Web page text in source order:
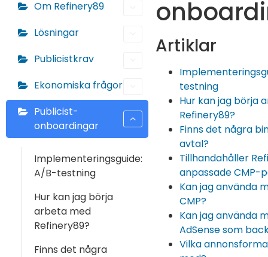
Om Refinery89
Lösningar
Publicistkrav
Ekonomiska frågor
Publicist-
onboardingar
Implementeringsguide:
A/B-testning
Hur kan jag börja
arbeta med
Refinery89?
Finns det några
Artiklar
testning
Hur kan jag börja
Refinery89?
Finns det några
avtal?
Tillhandahåller
anpassade CMP-
Kan jag använda
CMP?
Kan jag använda
AdSense som
Vilka